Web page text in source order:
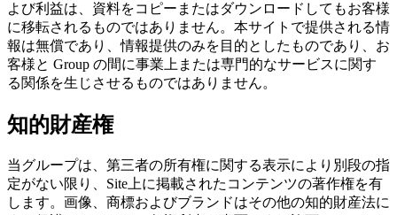
よび利益は、資料をコピーまたはダウンロードしてもお客様
に移転されるものではありません。本サイトで提供される情
報は無償であり、情報提供のみを目的としたものであり、お
客様と Group の間に事業上または専門的なサービスに関す
る関係を生じさせるものではありません。
知的財産権
当グループは、第三者の所有権に関する表示により別段の指
定がない限り、Site上に掲載されたコンテンツの著作権を有
します。画像、商標およびブランドはその他の知的財産法に